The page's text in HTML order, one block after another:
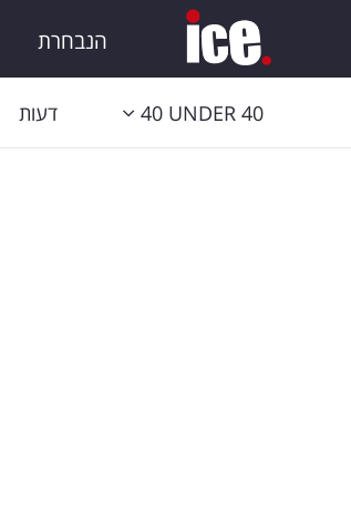
הנבחרת
40 UNDER 40 דעות